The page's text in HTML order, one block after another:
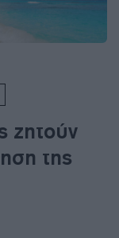
ζητούν
της